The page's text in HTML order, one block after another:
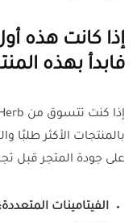
فابدأ بهذه
بالمنتجات الأكثر طلبًا
على جودة المتجر قبل
الفيتامينات المتعددة: